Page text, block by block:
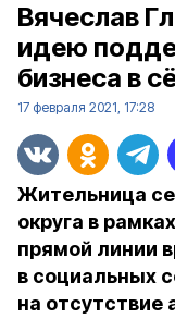
Вячеслав
идею
бизнеса в
17 февраля 2021, 17:28
Жительница
округа в
прямой линии
в социальных
на отсутствие